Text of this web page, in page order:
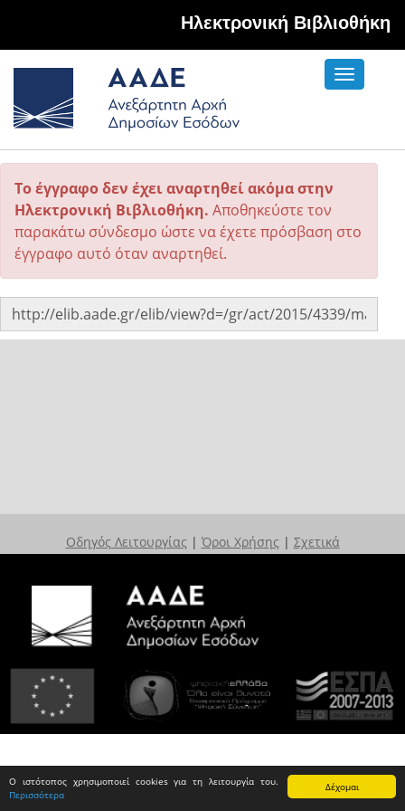
Δέχομαι
Ο ιστότοπος χρησιμοποιεί cookies για τη λειτουργία του.
Περισσότερα
Hλεκτρονική Βιβλιοθήκη
Toggle
Το έγγραφο δεν έχει αναρτηθεί ακόμα στην
Ηλεκτρονική Βιβλιοθήκη. Αποθηκεύστε τον
παρακάτω σύνδεσμο ώστε να έχετε πρόσβαση στο
έγγραφο αυτό όταν αναρτηθεί.
Οδηγός Λειτουργίας | Όροι Χρήσης | Σχετικά